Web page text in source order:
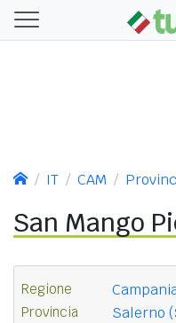
IT CAM
San Mango
Regione
Provincia Salerno (